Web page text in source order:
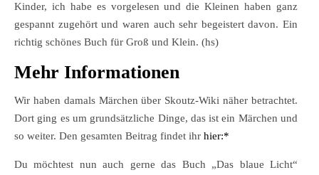
Kinder, ich habe es vorgelesen und die Kleinen haben ganz
gespannt zugehört und waren auch sehr begeistert davon. Ein
richtig schönes Buch für Groß und Klein. (hs)
Mehr Informationen
Wir haben damals Märchen über Skoutz-Wiki näher betrachtet.
Dort ging es um grundsätzliche Dinge, das ist ein Märchen und
so weiter. Den gesamten Beitrag findet ihr hier:*
Du möchtest nun auch gerne das Buch „Das blaue Licht“